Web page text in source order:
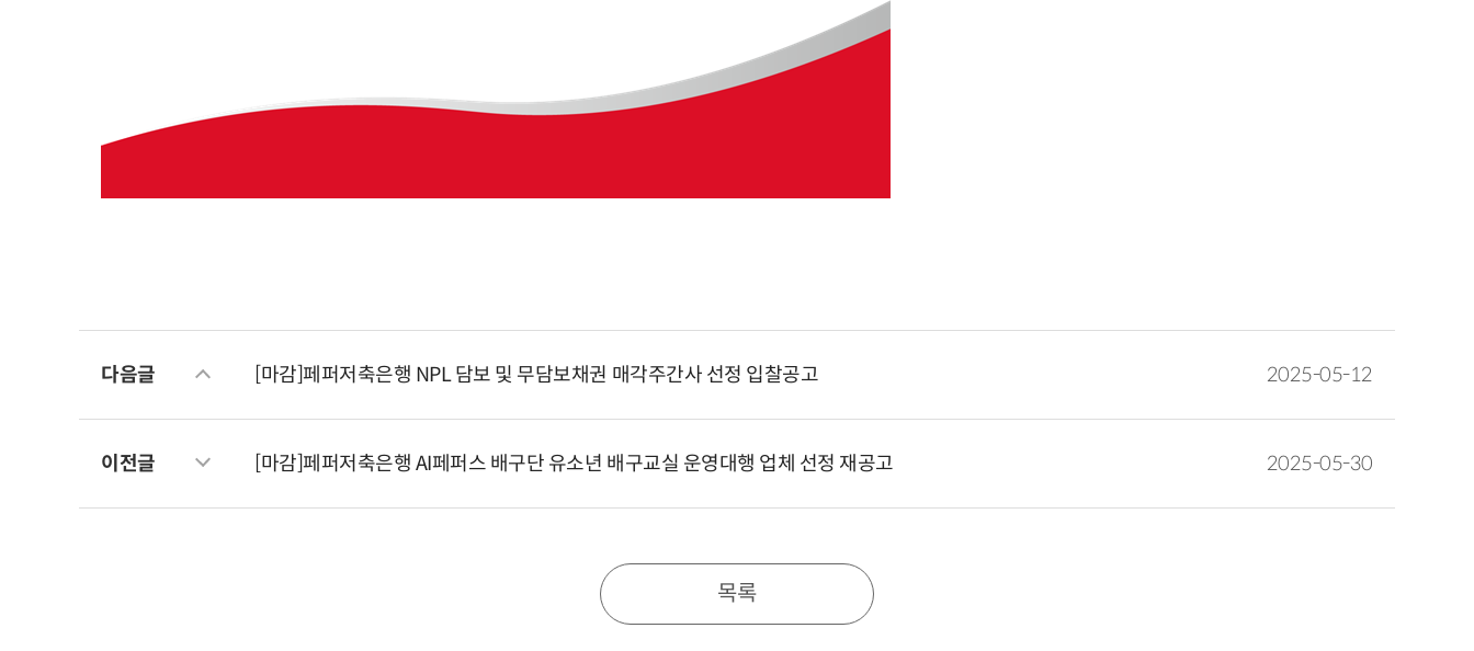
다음글 [마감]페퍼저축은행 NPL 담보 및 무담보채권 매각주간사 선정 입찰공고 2025-05-12
이전글 [마감]페퍼저축은행 AI페퍼스 배구단 유소년 배구교실 운영대행 업체 선정 재공고 2025-05-30
목록